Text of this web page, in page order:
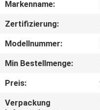
SIE
Markenname:
Zertifizierung:
Modellnummer:
Min Bestellmenge:
Preis:
Verpackung